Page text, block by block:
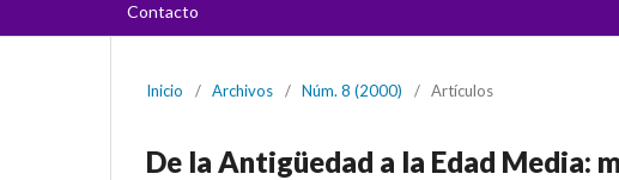
Contacto
Inicio / Archivos / Núm. 8 (2000) / Artículos
De la Antigüedad a la Edad Media: